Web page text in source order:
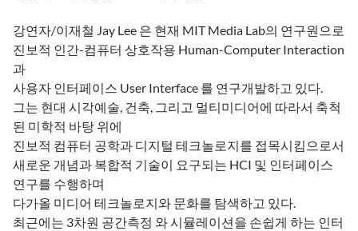
강연자/이재철 Jay Lee 은 현재 MIT Media Lab의 연구원으로
진보적 인간-컴퓨터 상호작용 Human-Computer Interaction
과
사용자 인터페이스 User Interface 를 연구개발하고 있다.
그는 현대 시각예술, 건축, 그리고 멀티미디어에 따라서 축척
된 미학적 바탕 위에
진보적 컴퓨터 공학과 디지털 테크놀로지를 접목시킴으로서
새로운 개념과 복합적 기술이 요구되는 HCI 및 인터페이스
연구를 수행하며
다가올 미디어 테크놀로지와 문화를 탐색하고 있다.
최근에는 3차원 공간측정 와 시뮬레이션을 손쉽게 하는 인터